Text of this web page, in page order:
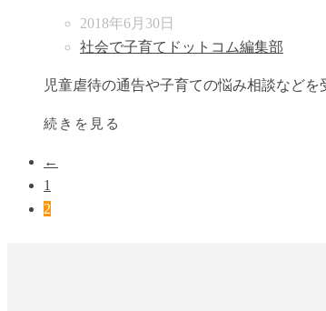
2018年6月30日
社会で子育てドットコム編集部
児童虐待の通告や子育ての悩み相談など
続きを見る
←
1
2